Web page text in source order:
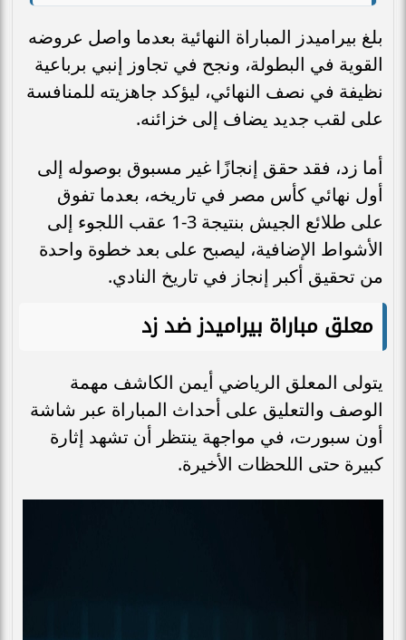
بلغ بيراميدز المباراة النهائية بعدما واصل عروضه
القوية في البطولة، ونجح في تجاوز إنبي برباعية
نظيفة في نصف النهائي، ليؤكد جاهزيته للمنافسة
على لقب جديد يضاف إلى خزائنه.
أما زد، فقد حقق إنجازًا غير مسبوق بوصوله إلى
أول نهائي كأس مصر في تاريخه، بعدما تفوق
على طلائع الجيش بنتيجة 3-1 عقب اللجوء إلى
الأشواط الإضافية، ليصبح على بعد خطوة واحدة
من تحقيق أكبر إنجاز في تاريخ النادي.
معلق مباراة بيراميدز ضد زد
يتولى المعلق الرياضي أيمن الكاشف مهمة
الوصف والتعليق على أحداث المباراة عبر شاشة
أون سبورت، في مواجهة ينتظر أن تشهد إثارة
كبيرة حتى اللحظات الأخيرة.